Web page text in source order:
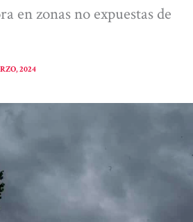
en zonas no expuestas de
2024